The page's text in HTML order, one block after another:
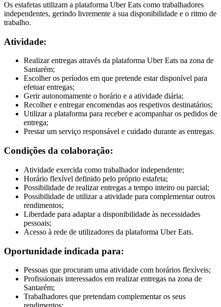
Os estafetas utilizam a plataforma Uber Eats como trabalhadores
independentes, gerindo livremente a sua disponibilidade e o ritmo de
trabalho.
Atividade:
Realizar entregas através da plataforma Uber Eats na zona de
Santarém;
Escolher os períodos em que pretende estar disponível para
efetuar entregas;
Gerir autonomamente o horário e a atividade diária;
Recolher e entregar encomendas aos respetivos destinatários;
Utilizar a plataforma para receber e acompanhar os pedidos de
entrega;
Prestar um serviço responsável e cuidado durante as entregas.
Condições da colaboração:
Atividade exercida como trabalhador independente;
Horário flexível definido pelo próprio estafeta;
Possibilidade de realizar entregas a tempo inteiro ou parcial;
Possibilidade de utilizar a atividade para complementar outros
rendimentos;
Liberdade para adaptar a disponibilidade às necessidades
pessoais;
Acesso à rede de utilizadores da plataforma Uber Eats.
Oportunidade indicada para:
Pessoas que procuram uma atividade com horários flexíveis;
Profissionais interessados em realizar entregas na zona de
Santarém;
Trabalhadores que pretendam complementar os seus